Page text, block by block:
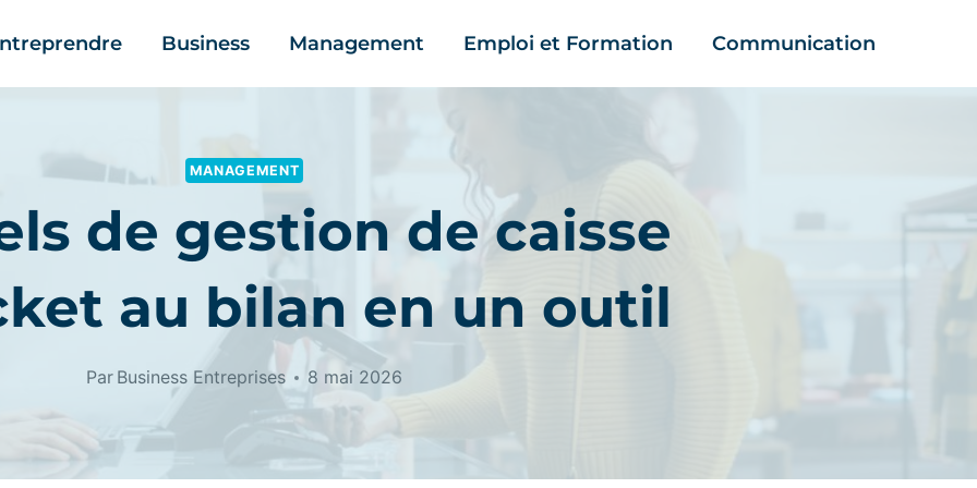
Business Management Emploi et Formation Communication
MANAGEMENT
de gestion de caisse
au bilan en un outil
Par Business Entreprises 8 mai 2026